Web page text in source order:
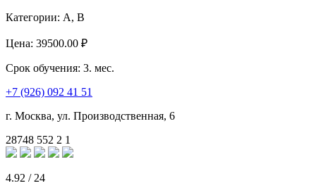
Категории: A, B
Цена: 39500.00 ₽
Срок обучения: 3. мес.
+7 (926) 092 41 51
г. Москва, ул. Производственная, 6
28748 552 2 1
4.92 / 24